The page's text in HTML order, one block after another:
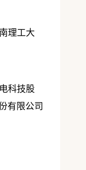
理工大
科技股
有限公司